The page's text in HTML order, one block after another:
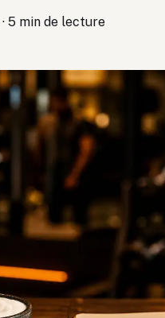
· 5 min de lecture